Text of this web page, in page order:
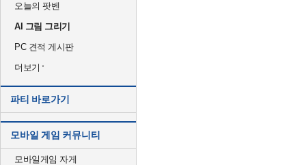
오늘의 팟벤
AI 그림 그리기
PC 견적 게시판
더보기
파티 바로가기
모바일 게임 커뮤니티
모바일게임 자게